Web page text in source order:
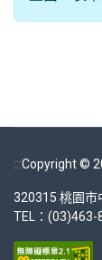
:::Copyright ©
320315 桃園市
TEL：(03)463-